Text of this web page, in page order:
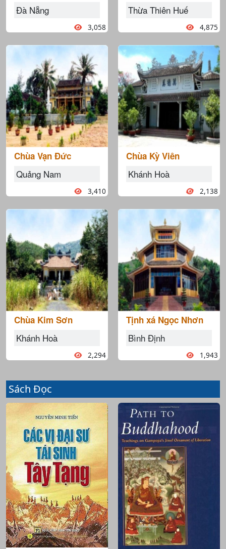
Đà Nẵng
3,058
Chùa Vạn Đức
Quảng Nam
3,410
Chùa Kim Sơn
Khánh Hoà
2,294
Thừa Thiên Huế
4,875
Chùa Kỳ Viên
Khánh Hoà
2,138
Tịnh xá Ngọc Nhơn
Bình Định
1,943
Sách Đọc